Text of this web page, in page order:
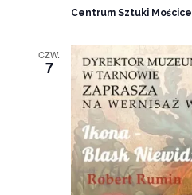
Centrum Sztuki Mościce
CZW.
7